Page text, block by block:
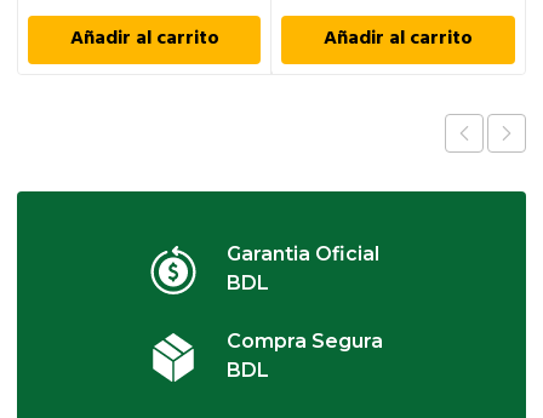
Añadir al carrito Añadir al carrito
Garantia Oficial
BDL
Compra Segura
BDL